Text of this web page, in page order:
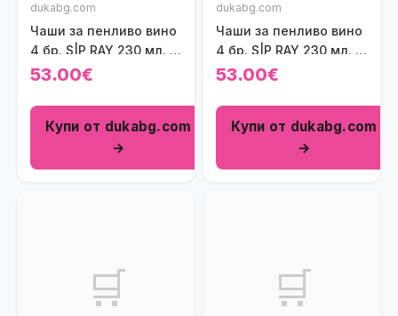
dukabg.com
Чаши за пенливо вино
4 бр. S|P RAY 230 мл.,
оранжев
53.00€
Купи от dukabg.com
→
dukabg.com
Чаши за пенливо вино
4 бр. S|P RAY 230 мл.,
опушен
53.00€
Купи от dukabg.com
→
🛒 🛒